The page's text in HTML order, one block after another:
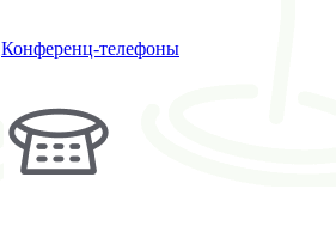
Конференц-телефоны